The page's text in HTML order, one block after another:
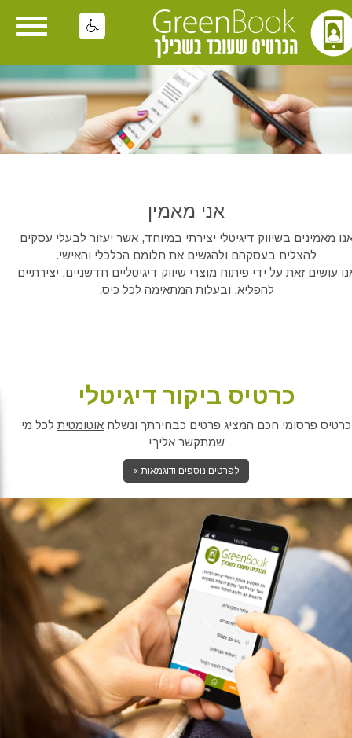
אני מאמין
מאמינים בשיווק דיגיטלי יצירתי במיוחד, אשר יעזור לבעלי עסקים
להצליח בעסקהם ולהגשים את חלומם הכלכלי והאישי.
עושים זאת על ידי פיתוח מוצרי שיווק דיגיטליים חדשניים, יצירתיים
להפליא, ובעלות המתאימה לכל כיס.
כרטיס ביקור דיגיטלי
כרטיס פרסומי חכם המציג פרטים כבחירתך ונשלח אוטומטית לכל מי
שמתקשר אליך!
לפרטים נוספים ודוגמאות »